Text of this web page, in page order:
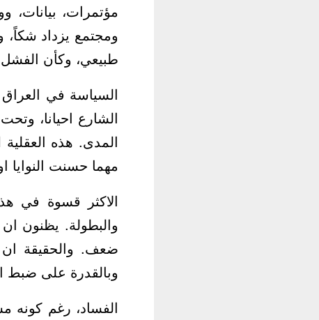
مؤتمرات، بيانات،
ومجتمع يزداد
طبيعي، وكأن
السياسة في
الشارع احيانا،
المدى. هذه
مهما حسنت النوايا
الاكثر قسوة في
والبطولة. يظنون
ضعف. والحقيقة ان
وبالقدرة على ضبط
الفساد، رغم كونه